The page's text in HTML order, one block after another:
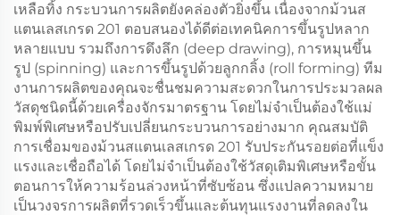
เหลือทิ้ง กระบวนการผลิตยังคล่องตัวยิ่งขึ้น เนื่องจากม้วนส
แตนเลสเกรด 201 ตอบสนองได้ดีต่อเทคนิคการขึ้นรูปหลาก
หลายแบบ รวมถึงการดึงลึก (deep drawing), การหมุนขึ้น
รูป (spinning) และการขึ้นรูปด้วยลูกกลิ้ง (roll forming) ทีม
งานการผลิตของคุณจะชื่นชมความสะดวกในการประมวลผล
วัสดุชนิดนี้ด้วยเครื่องจักรมาตรฐาน โดยไม่จำเป็นต้องใช้แม่
พิมพ์พิเศษหรือปรับเปลี่ยนกระบวนการอย่างมาก คุณสมบัติ
การเชื่อมของม้วนสแตนเลสเกรด 201 รับประกันรอยต่อที่แข็ง
แรงและเชื่อถือได้ โดยไม่จำเป็นต้องใช้วัสดุเติมพิเศษหรือขั้น
ตอนการให้ความร้อนล่วงหน้าที่ซับซ้อน ซึ่งแปลความหมาย
เป็นวงจรการผลิตที่รวดเร็วขึ้นและต้นทุนแรงงานที่ลดลงใน